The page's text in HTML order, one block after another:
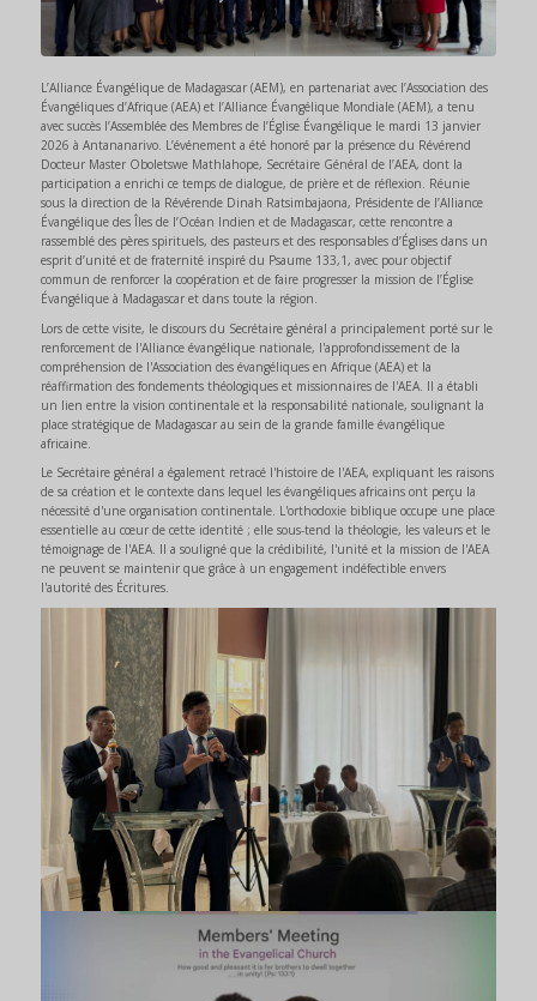
L’Alliance Évangélique de Madagascar (AEM), en partenariat avec l’Association des
Évangéliques d’Afrique (AEA) et l’Alliance Évangélique Mondiale (AEM), a tenu
avec succès l’Assemblée des Membres de l’Église Évangélique le mardi 13 janvier
2026 à Antananarivo. L’événement a été honoré par la présence du Révérend
Docteur Master Oboletswe Mathlahope, Secrétaire Général de l’AEA, dont la
participation a enrichi ce temps de dialogue, de prière et de réflexion. Réunie
sous la direction de la Révérende Dinah Ratsimbajaona, Présidente de l’Alliance
Évangélique des Îles de l’Océan Indien et de Madagascar, cette rencontre a
rassemblé des pères spirituels, des pasteurs et des responsables d’Églises dans un
esprit d’unité et de fraternité inspiré du Psaume 133,1, avec pour objectif
commun de renforcer la coopération et de faire progresser la mission de l’Église
Évangélique à Madagascar et dans toute la région.
Lors de cette visite, le discours du Secrétaire général a principalement porté sur le
renforcement de l'Alliance évangélique nationale, l'approfondissement de la
compréhension de l'Association des évangéliques en Afrique (AEA) et la
réaffirmation des fondements théologiques et missionnaires de l'AEA. Il a établi
un lien entre la vision continentale et la responsabilité nationale, soulignant la
place stratégique de Madagascar au sein de la grande famille évangélique
africaine.
Le Secrétaire général a également retracé l'histoire de l'AEA, expliquant les raisons
de sa création et le contexte dans lequel les évangéliques africains ont perçu la
nécessité d'une organisation continentale. L'orthodoxie biblique occupe une place
essentielle au cœur de cette identité ; elle sous-tend la théologie, les valeurs et le
témoignage de l'AEA. Il a souligné que la crédibilité, l'unité et la mission de l'AEA
ne peuvent se maintenir que grâce à un engagement indéfectible envers
l'autorité des Écritures.